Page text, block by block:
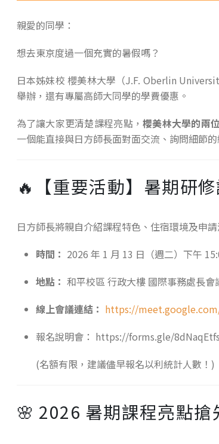
親愛的同學：
想去東京度過一個充實的暑假嗎？
日本姊妹校 櫻美林大學（J.F. Oberlin
舉辦，還有專屬高師大同學的學費優惠。
為了讓大家更清楚課程亮點，櫻美林大學的兩
一個能直接與日方師長面對面交流、詢問細節
🔥【重要活動】暑期研
日方師長將親自介紹課程特色、住宿環境及申
時間： 2026 年 1 月 13 日（週二）下午
地點： 和平校區 行政大樓 國際事務處長會
線上會議連結： https://
報名說明會： https://forms.gle/
(名額有限，建議儘早報名以利統計人數！)
🌸 2026 暑期課程亮點搶